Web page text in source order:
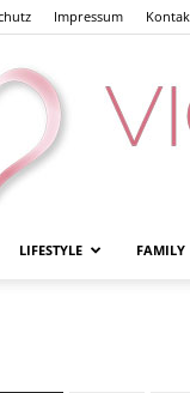
Impressum
LIFESTYLE FAMILY